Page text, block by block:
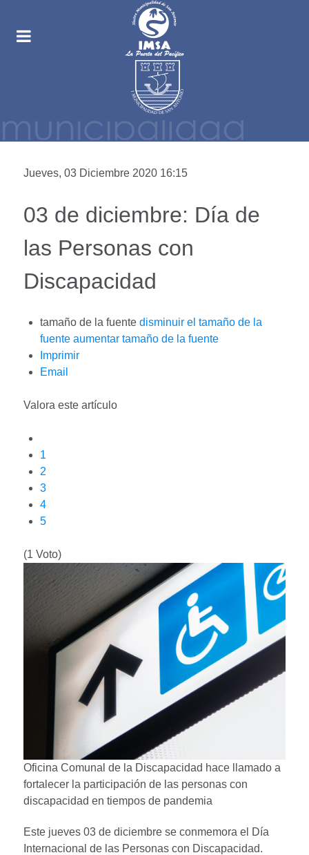
Jueves, 03 Diciembre 2020 16:15
03 de diciembre: Día de
las Personas con
Discapacidad
tamaño de la fuente disminuir el tamaño de la
fuente aumentar tamaño de la fuente
Imprimir
Email
Valora este artículo
1
2
3
4
5
(1 Voto)
Oficina Comunal de la Discapacidad hace llamado a
fortalecer la participación de las personas con
discapacidad en tiempos de pandemia
Este jueves 03 de diciembre se conmemora el Día
Internacional de las Personas con Discapacidad.